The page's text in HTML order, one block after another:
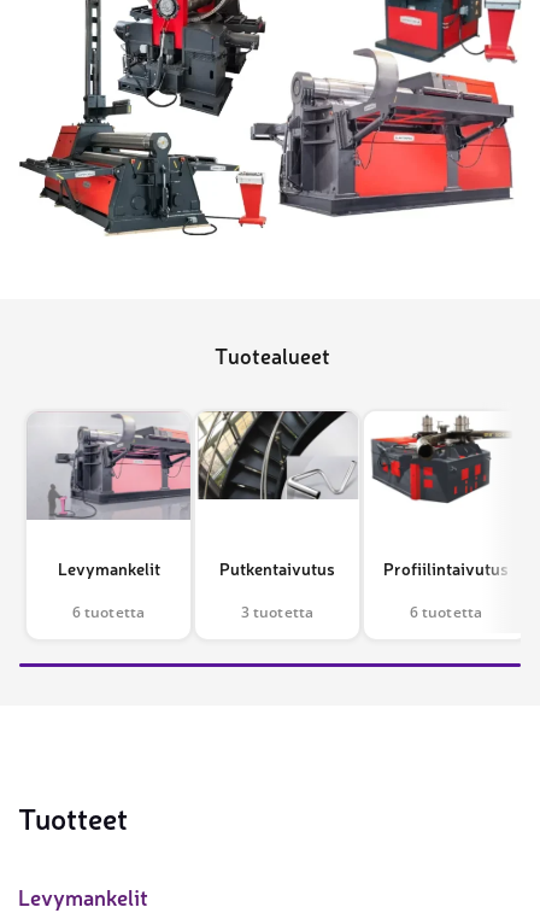
Tuotealueet
Levymankelit
6 tuotetta
Putkentaivutus
3 tuotetta
Profiilintaivutus
6 tuotetta
Tuotteet
Levymankelit